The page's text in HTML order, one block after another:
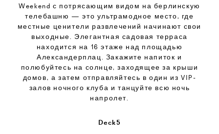
Weekend с потрясающим видом на берлинскую
телебашню — это ультрамодное место, где
местные ценители развлечений начинают свои
выходные. Элегантная садовая терраса
находится на 16 этаже над площадью
Александерплац. Закажите напиток и
полюбуйтесь на солнце, заходящее за крыши
домов, а затем отправляйтесь в один из VIP-
залов ночного клуба и танцуйте всю ночь
напролет.
Deck5